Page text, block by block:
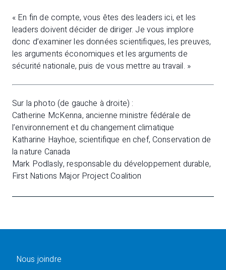
« En fin de compte, vous êtes des leaders ici, et les
leaders doivent décider de diriger. Je vous implore
donc d’examiner les données scientifiques, les preuves,
les arguments économiques et les arguments de
sécurité nationale, puis de vous mettre au travail. »
Sur la photo (de gauche à droite) :
Catherine McKenna, ancienne ministre fédérale de
l’environnement et du changement climatique
Katharine Hayhoe, scientifique en chef, Conservation de
la nature Canada
Mark Podlasly, responsable du développement durable,
First Nations Major Project Coalition
Nous joindre